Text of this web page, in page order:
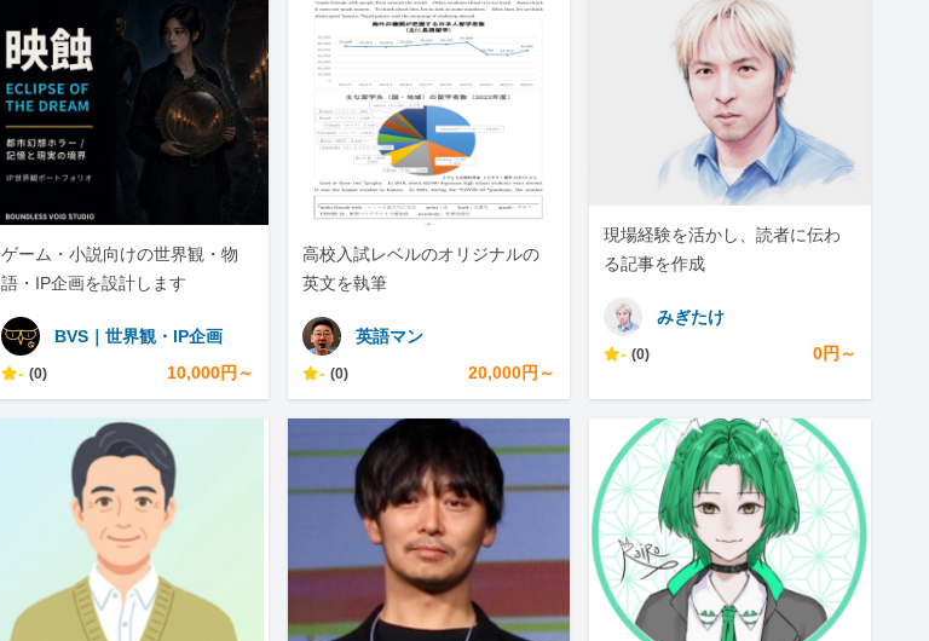
ゲーム・小説向けの世界観・物
語・IP企画を設計します
BVS｜世界観・IP企画
- (0) 10,000円～
高校入試レベルのオリジナルの
英文を執筆
英語マン
- (0) 20,000円～
現場経験を活かし、読者に伝わ
る記事を作成
みぎたけ
- (0) 0円～